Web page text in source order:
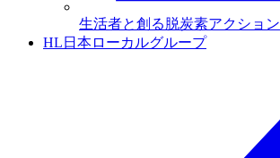
生活者と創る脱炭素アクション
HL日本ローカルグループ